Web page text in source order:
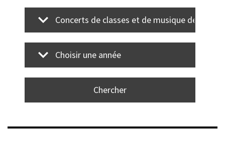
Concerts de classes et de musique de
Choisir une année